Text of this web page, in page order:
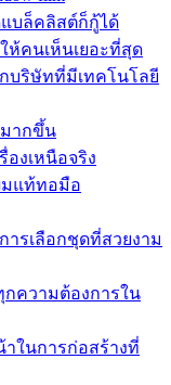
บล็คลิสต์ก็กู้ได้
ห้คนเห็นเยอะที่สุด
บริษัทที่มีเทคโนโลยี
มากขึ้น
องเหนือจริง
มแท้ทอมือ
ารเลือกชุดที่สวยงาม
ความต้องการใน
าในการก่อสร้างที่